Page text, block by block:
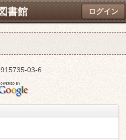
書館 ログイン